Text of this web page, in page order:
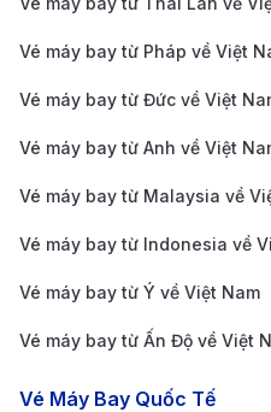
check-in tự động, cửa
miễn phí, nhiều cửa hàng
hiệu quốc tế, cùng các
dạng. Đặc biệt, hành
hưởng không gian thư giãn
Hướng dẫn di chuyển từ
tâm Amsterdam
Sân bay Schiphol cách
Vé máy bay từ Pháp về Việt
Vé máy bay từ Đức về Việt
Vé máy bay từ Anh về Việt
Vé máy bay từ Malaysia về
Vé máy bay từ Indonesia về
Vé máy bay từ Ý về Việt Nam
Vé máy bay từ Ấn Độ về Việt
Vé Máy Bay Quốc Tế